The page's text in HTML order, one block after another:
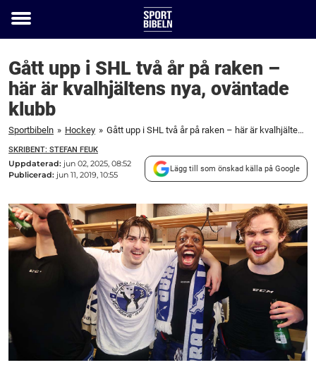
Toggle
Gått upp i SHL två år på raken –
här är kvalhjältens nya, oväntade
klubb
Sportbibeln » Hockey » Gått upp i SHL två år på raken – här är kvalhjältens nya, oväntade klubb
SKRIBENT: STEFAN FEUK
Uppdaterad: jun 02, 2025, 08:52
Publicerad: jun 11, 2019, 10:55
Lägg till som önskad källa på Google